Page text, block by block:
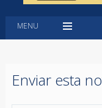
MENU
Enviar esta